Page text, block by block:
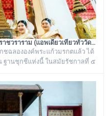
บทที่ 11.1 พระจุฬามณีเจดีย์ วัดอรุณราชวราราม (แอพเดียวเที่ยวทั่ววัดอรุณ)
ชฉลององค์พระแก้วมรกตแล้ว ได้
ฐานชุกชีแห่งนี้ ในสมัยรัชกาลที่ ๕
เขี้ยวแก้ว” พระจุฬามณีเจดีย์องค์นี้
ม ที่ชาวบ้านในละแวกนี้ให้ความ
นมาถึงยุคปัจ